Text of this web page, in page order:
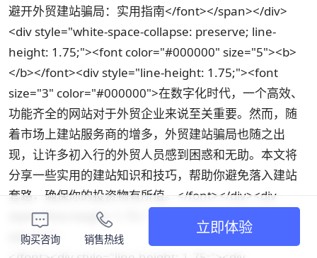
避开外贸建站骗局：实用指南</font></span></div>
<div style="white-space-collapse: preserve; line-
height: 1.75;"><font color="#000000" size="5"><b>
</b></font><div style="line-height: 1.75;"><font
size="3" color="#000000">在数字化时代，一个高效、
功能齐全的网站对于外贸企业来说至关重要。然而，随
着市场上建站服务商的增多，外贸建站骗局也随之出
现，让许多初入行的外贸人员感到困惑和无助。本文将
分享一些实用的建站知识和技巧，帮助你避免落入建站
套路，确保你的投资物有所值。</font></div><div
style="line-height: 1.75;"><font color="#000000"
size="3">
购买咨询 销售热线
立即体验